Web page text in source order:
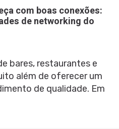
com boas conexões:
de networking do
bares, restaurantes e
além de oferecer um
de qualidade. Em